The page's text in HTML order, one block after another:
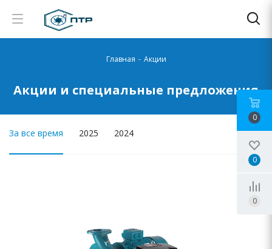
Главная - Акции
Акции и специальные предложения
За все время 2025 2024
0
0
0